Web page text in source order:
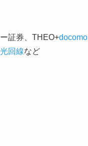
証券、THEO+docomo
光回線など